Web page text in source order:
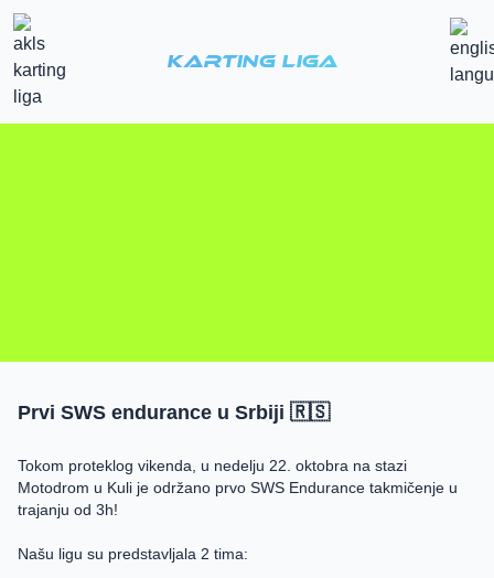
Karting Liga
Prvi SWS endurance u Srbiji 🇷🇸
Tokom proteklog vikenda, u nedelju 22. oktobra na stazi
Motodrom u Kuli je održano prvo SWS Endurance takmičenje u
trajanju od 3h!
Našu ligu su predstavljala 2 tima: